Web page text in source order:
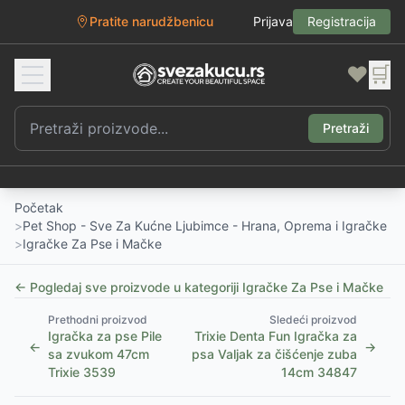
Pratite narudžbenicu Prijava Registracija
❤️ 🛒
Pretraži
Početak
>Pet Shop - Sve Za Kućne Ljubimce - Hrana, Oprema i Igračke
>Igračke Za Pse i Mačke
← Pogledaj sve proizvode u kategoriji Igračke Za Pse i Mačke
←
Prethodni proizvod
Igračka za pse Pile
sa zvukom 47cm
Trixie 3539
Sledeći proizvod
Trixie Denta Fun Igračka za
psa Valjak za čišćenje zuba
14cm 34847
→